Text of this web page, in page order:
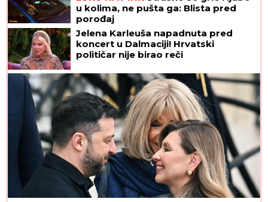
u kolima, ne pušta ga: Blista pred
porođaj
Jelena Karleuša napadnuta pred
koncert u Dalmaciji! Hrvatski
političar nije birao reči